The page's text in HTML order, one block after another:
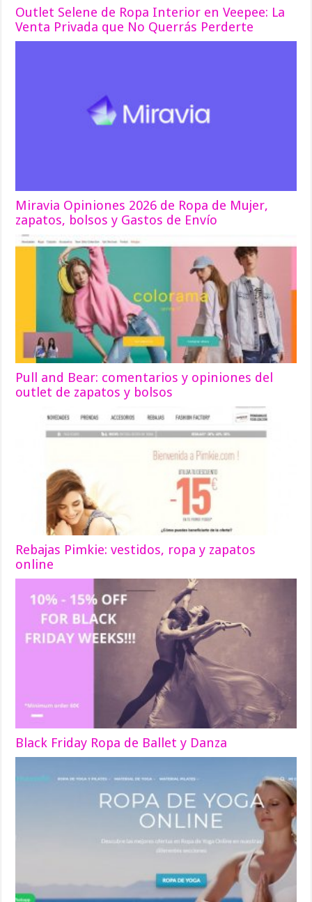
Outlet Selene de Ropa Interior en Veepee: La
Venta Privada que No Querrás Perderte
Miravia Opiniones 2026 de Ropa de Mujer,
zapatos, bolsos y Gastos de Envío
Pull and Bear: comentarios y opiniones del
outlet de zapatos y bolsos
Rebajas Pimkie: vestidos, ropa y zapatos
online
Black Friday Ropa de Ballet y Danza